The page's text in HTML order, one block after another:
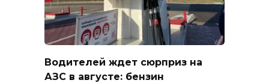
Водителей ждет сюрприз на
АЗС в августе: бензин